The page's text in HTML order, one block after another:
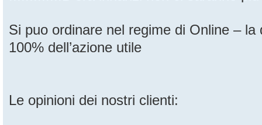
Si puo ordinare nel regime di Online –
100% dell’azione utile
Le opinioni dei nostri clienti: